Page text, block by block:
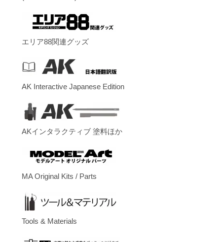
エリア88関連グッズ
AK Interactive Japanese Edition
AKインタラクティブ 塗料ほか
MA Original Kits / Parts
Tools & Materials